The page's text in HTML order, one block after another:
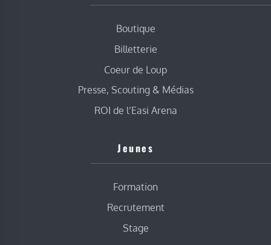
Boutique
Billetterie
Coeur de Loup
Presse, Scouting & Médias
ROI de l’Easi Arena
Jeunes
Formation
Recrutement
Stage